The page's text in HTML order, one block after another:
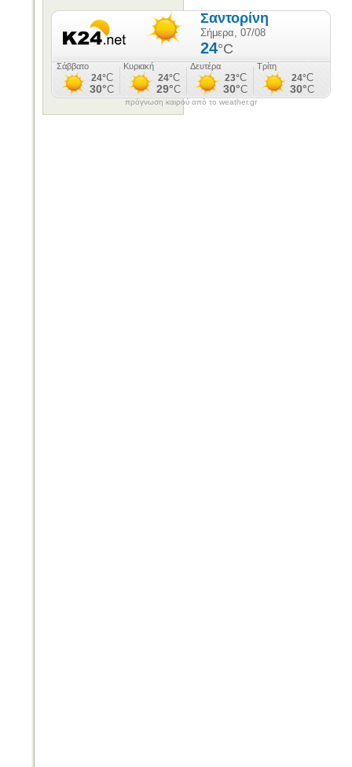
πρόγνωση καιρού από το weather.gr